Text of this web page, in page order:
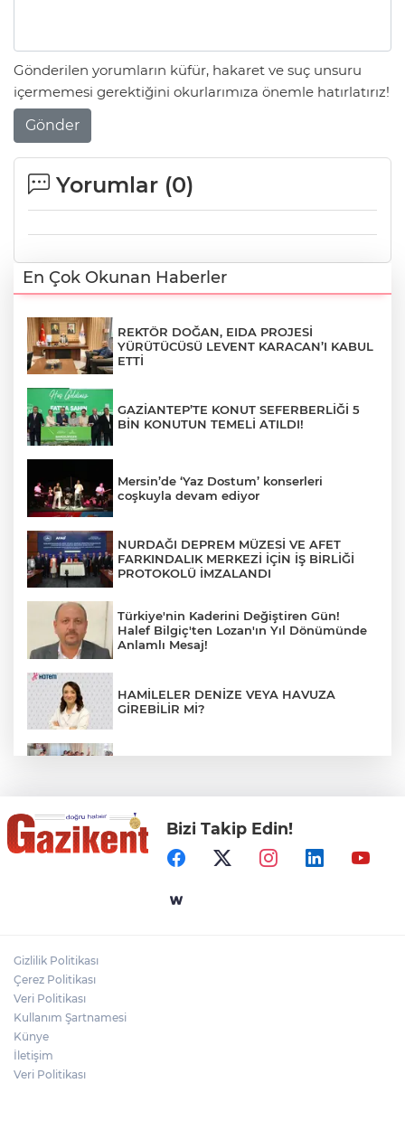
Gönderilen yorumların küfür, hakaret ve suç unsuru
içermemesi gerektiğini okurlarımıza önemle hatırlatırız!
Gönder
Yorumlar (0)
En Çok Okunan Haberler
REKTÖR DOĞAN, EIDA PROJESİ
YÜRÜTÜCÜSÜ LEVENT KARACAN’I KABUL
ETTİ
GAZİANTEP’TE KONUT SEFERBERLİĞİ 5
BİN KONUTUN TEMELİ ATILDI!
Mersin’de ‘Yaz Dostum’ konserleri
coşkuyla devam ediyor
NURDAĞI DEPREM MÜZESİ VE AFET
FARKINDALIK MERKEZİ İÇİN İŞ BİRLİĞİ
PROTOKOLÜ İMZALANDI
Türkiye'nin Kaderini Değiştiren Gün!
Halef Bilgiç'ten Lozan'ın Yıl Dönümünde
Anlamlı Mesaj!
HAMİLELER DENİZE VEYA HAVUZA
GİREBİLİR Mİ?
"BEBEĞİ TÜM GECE AYNI BEZLE
BIRAKMAYIN!"
Gaziantep Üniversitesi Elektrik-Elektronik
Bizi Takip Edin!
Gizlilik Politikası
Çerez Politikası
Veri Politikası
Kullanım Şartnamesi
Künye
İletişim
Veri Politikası